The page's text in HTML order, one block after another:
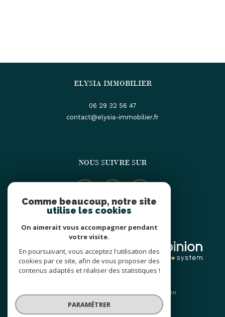
ELYSIA IMMOBILIER
06 29 32 56 47
contact@elysia-immobilier.fr
NOUS SUIVRE SUR
ADHÉRENTS
© 2026 | Tous droits réservés | Traduction
powered by Google |
Comme beaucoup, notre site
utilise les cookies
On aimerait vous accompagner pendant
votre visite.
En poursuivant, vous acceptez l'utilisation des
cookies par ce site, afin de vous proposer des
contenus adaptés et réaliser des statistiques !
PARAMÉTRER